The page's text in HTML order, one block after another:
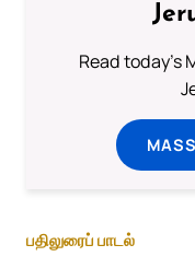
Read today's
பதிலுரைப் பாடல்